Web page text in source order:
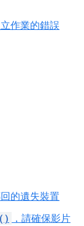
作業的錯誤
的遺失裝置
，請確保影片